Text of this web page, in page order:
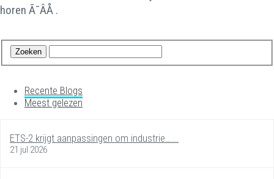
horen Ã¯ÂÅ .
Recente Blogs
Meest gelezen
ETS-2 krijgt aanpassingen om industrie…...
21 jul 2026